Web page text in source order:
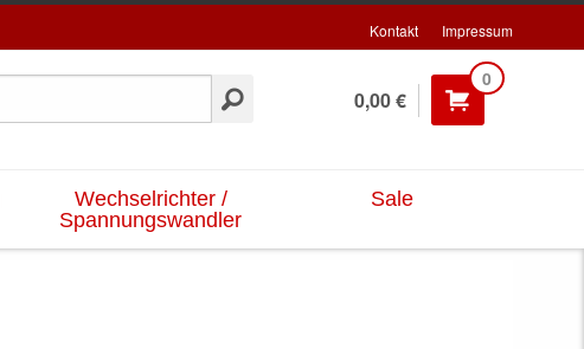
Kontakt Impressum
0
0,00 €
Wechselrichter /
Spannungswandler
Sale